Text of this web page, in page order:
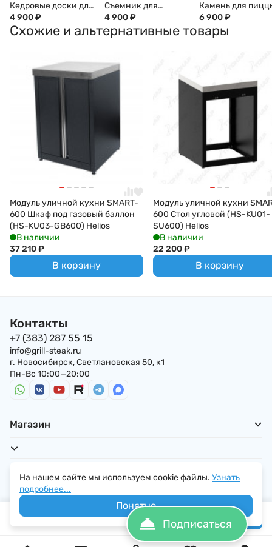
1 390 ₽ В корзину
Кедровые доски для
копчения, 2 шт.
WEBER, 17831
4 900₽
Съемник для
решетки GBS
WEBER, 8844
4 900₽
Камень для
глазурованный,
круглый, 26 см
6 900₽
Схожие и альтернативные товары
Модуль уличной кухни SMART-
600 Шкаф под газовый баллон
(HS-KU03-GB600) Helios
В наличии
37 210₽
В корзину
Модуль уличной кухни
600 Стол угловой (HS-KU01-
SU600) Helios
В наличии
22 200₽
В корзину
Контакты
+7 (383) 287 55 15
info@grill-steak.ru
г. Новосибирск, Светлановская 50, к1
Пн-Вс 10:00—20:00
Магазин
Для покупателей
На нашем сайте мы используем cookie файлы. Узнать
подробнее...
Понятно
Подписаться